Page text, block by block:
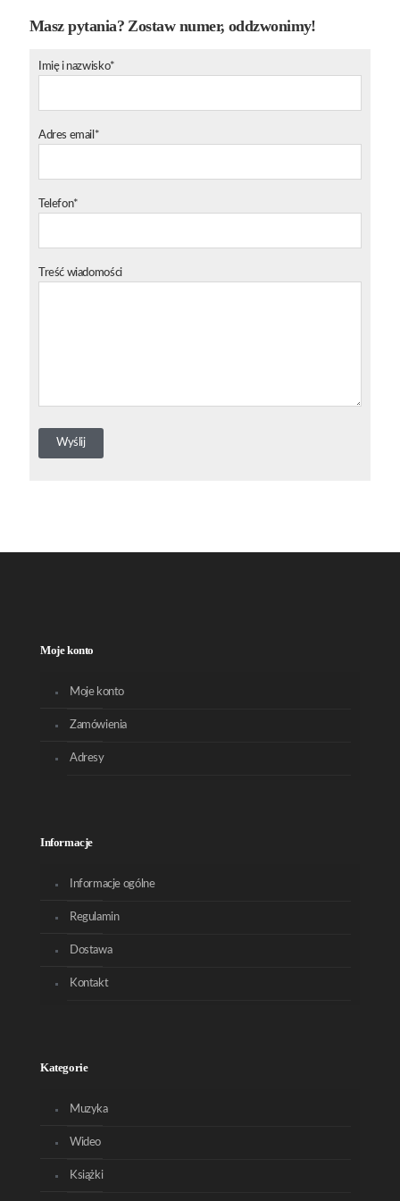
Masz pytania? Zostaw numer, oddzwonimy!
Imię i nazwisko*
Adres email*
Telefon*
Treść wiadomości
Moje konto
Moje konto
Zamówienia
Adresy
Informacje
Informacje ogólne
Regulamin
Dostawa
Kontakt
Kategorie
Muzyka
Wideo
Książki